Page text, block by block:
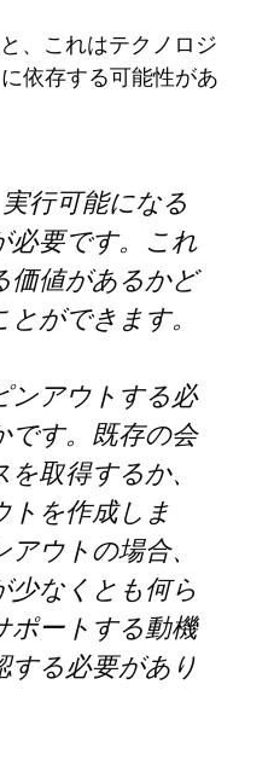
、これはテクノロジ
依存する可能性があ
実行可能になる
必要です。これ
価値があるかど
ができます。
アウトする必
です。既存の会
取得するか、
を作成しま
ウトの場合、
なくとも何ら
ートする動機
る必要があり